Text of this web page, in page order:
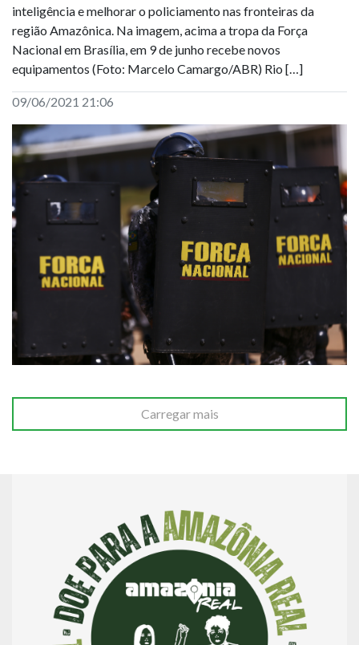
inteligência e melhorar o policiamento nas fronteiras da
região Amazônica. Na imagem, acima a tropa da Força
Nacional em Brasília, em 9 de junho recebe novos
equipamentos (Foto: Marcelo Camargo/ABR) Rio […]
09/06/2021 21:06
Carregar mais